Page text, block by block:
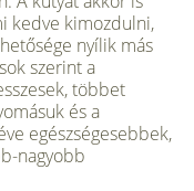
kedve kimozdulni,
nyílik más
szerint a
többet
és a
egészségesebbek,
nagyobb